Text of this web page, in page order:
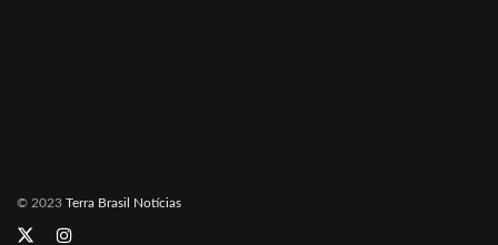
© 2023 Terra Brasil Notícias